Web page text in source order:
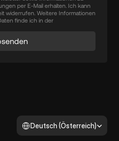
per E-Mail erhalten. Ich kann
widerrufen. Weitere Informationen
finde ich in der
Select Language
Deutsch (Österreich)